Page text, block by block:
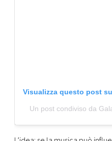
Visualizza questo post
Un post condiviso da